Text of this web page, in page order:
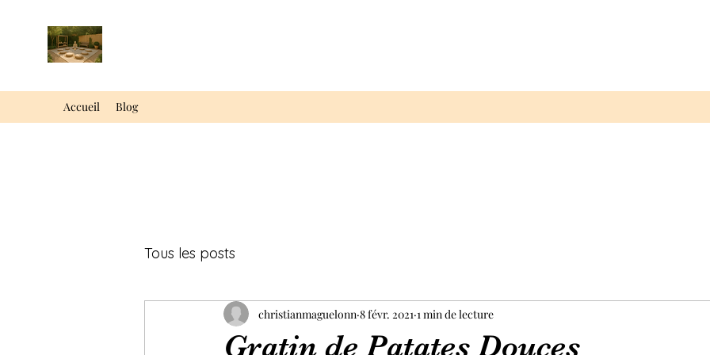
Accueil Blog
Tous les posts
Gratin de Patates Douces
christianmaguelonn 8 févr. 2021 1 min de lecture